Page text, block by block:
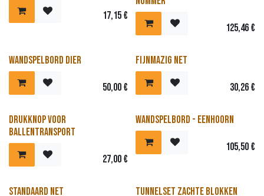
17,15€
125,46€
Nieuw!
Wandspelbord Dier
50,00€
Fijnmazig net
30,26€
Drukknop voor
ballentransport
27,00€
Nieuw!
Wandspelbord - Eenhoorn
105,50€
Standaard Net Tunnelset zachte blokken